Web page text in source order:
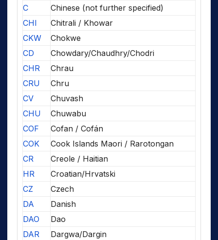
C
Chinese (not further specified)
CHI
Chitrali / Khowar
CKW
Chokwe
CD
Chowdary/Chaudhry/Chodri
CHR
Chrau
CRU
Chru
CV
Chuvash
CHU
Chuwabu
COF
Cofan / Cofán
COK
Cook Islands Maori / Rarotongan
CR
Creole / Haitian
HR
Croatian/Hrvatski
CZ
Czech
DA
Danish
DAO
Dao
DAR
Dargwa/Dargin